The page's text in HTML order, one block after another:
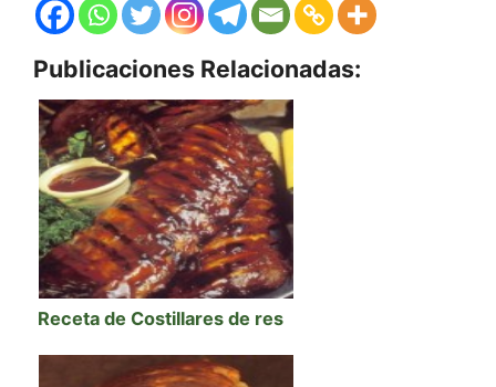
Publicaciones Relacionadas:
Receta de Costillares de res